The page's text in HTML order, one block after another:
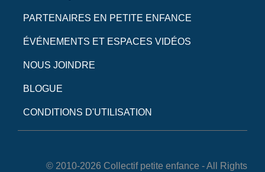
PARTENAIRES EN PETITE ENFANCE
ÉVÉNEMENTS ET ESPACES VIDÉOS
NOUS JOINDRE
BLOGUE
CONDITIONS D'UTILISATION
© 2010-2026 Collectif petite enfance - All Rights